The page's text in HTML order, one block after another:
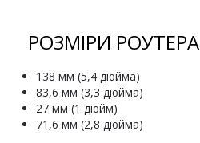
РОЗМІРИ РОУТЕРА
138 мм (5,4 дюйма)
83,6 мм (3,3 дюйма)
27 мм (1 дюйм)
71,6 мм (2,8 дюйма)